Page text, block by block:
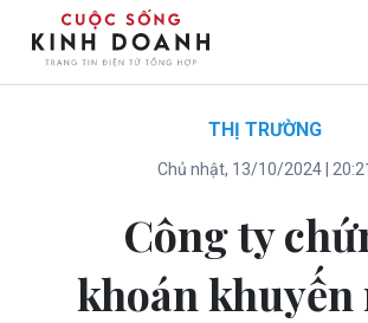
THỊ TRƯỜNG
Chủ nhật, 13/10/2024 | 20:21
Công ty
khoán khuyến